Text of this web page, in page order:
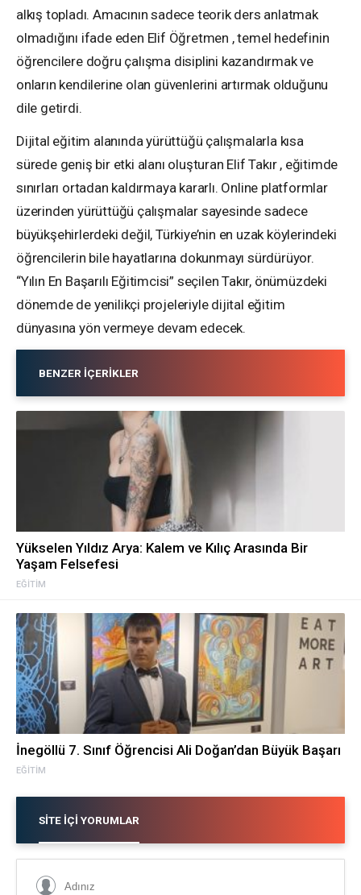
alkış topladı. Amacının sadece teorik ders anlatmak
olmadığını ifade eden Elif Öğretmen , temel hedefinin
öğrencilere doğru çalışma disiplini kazandırmak ve
onların kendilerine olan güvenlerini artırmak olduğunu
dile getirdi.
Dijital eğitim alanında yürüttüğü çalışmalarla kısa
sürede geniş bir etki alanı oluşturan Elif Takır , eğitimde
sınırları ortadan kaldırmaya kararlı. Online platformlar
üzerinden yürüttüğü çalışmalar sayesinde sadece
büyükşehirlerdeki değil, Türkiye’nin en uzak köylerindeki
öğrencilerin bile hayatlarına dokunmayı sürdürüyor.
“Yılın En Başarılı Eğitimcisi” seçilen Takır, önümüzdeki
dönemde de yenilikçi projeleriyle dijital eğitim
dünyasına yön vermeye devam edecek.
BENZER İÇERIKLER
EĞITIM
Yükselen Yıldız Arya: Kalem ve Kılıç Arasında Bir
Yaşam Felsefesi
EĞITIM
İnegöllü 7. Sınıf Öğrencisi Ali Doğan’dan Büyük Başarı
SITE İÇI YORUMLAR